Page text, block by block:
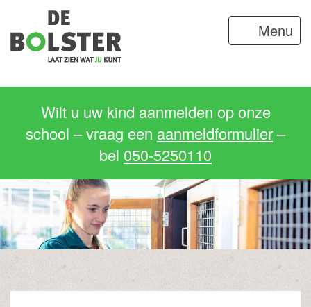
Menu
Wilt u uw kind aanmelden op onze
school – vraag een aanmeldformulier–
bel 050-5250110